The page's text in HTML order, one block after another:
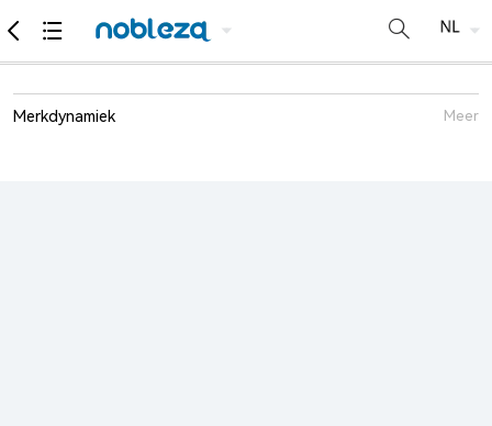
Merkdynamiek Meer